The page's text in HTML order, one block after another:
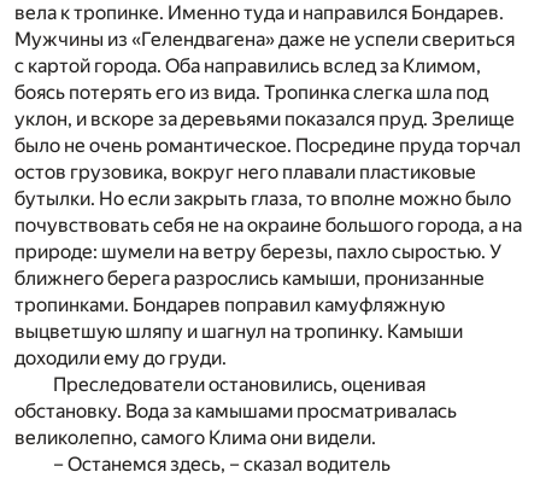
вела к тропинке. Именно туда и направился Бондарев.
Мужчины из «Гелендвагена» даже не успели свериться
с картой города. Оба направились вслед за Климом,
боясь потерять его из вида. Тропинка слегка шла под
уклон, и вскоре за деревьями показался пруд. Зрелище
было не очень романтическое. Посредине пруда торчал
остов грузовика, вокруг него плавали пластиковые
бутылки. Но если закрыть глаза, то вполне можно было
почувствовать себя не на окраине большого города, а на
природе: шумели на ветру березы, пахло сыростью. У
ближнего берега разрослись камыши, пронизанные
тропинками. Бондарев поправил камуфляжную
выцветшую шляпу и шагнул на тропинку. Камыши
доходили ему до груди.
Преследователи остановились, оценивая
обстановку. Вода за камышами просматривалась
великолепно, самого Клима они видели.
– Останемся здесь, – сказал водитель